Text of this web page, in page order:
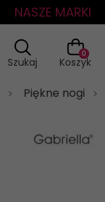
NASZE MARKI
Szukaj Koszyk
0
Piękne nogi